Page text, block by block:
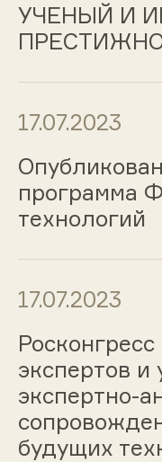
УЧЕНЫЙ И
17.07.2023
программа
технологий
17.07.2023
экспертов
экспертно-
будущих